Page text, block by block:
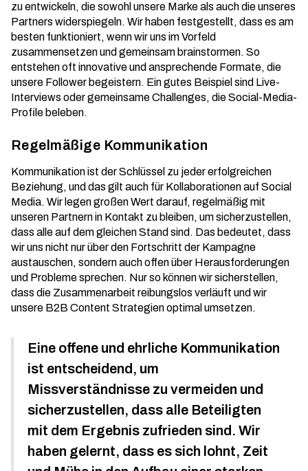
zu entwickeln, die sowohl unsere Marke als auch die unseres
Partners widerspiegeln. Wir haben festgestellt, dass es am
besten funktioniert, wenn wir uns im Vorfeld
zusammensetzen und gemeinsam brainstormen. So
entstehen oft innovative und ansprechende Formate, die
unsere Follower begeistern. Ein gutes Beispiel sind Live-
Interviews oder gemeinsame Challenges, dieSocial-Media-
Profile beleben.
Regelmäßige Kommunikation
Kommunikation ist der Schlüssel zu jeder erfolgreichen
Beziehung, und das gilt auch für Kollaborationen auf Social
Media. Wir legen großen Wert darauf, regelmäßig mit
unseren Partnern in Kontakt zu bleiben, um sicherzustellen,
dass alle auf dem gleichen Stand sind. Das bedeutet, dass
wir uns nicht nur über den Fortschritt der Kampagne
austauschen, sondern auch offen über Herausforderungen
und Probleme sprechen. Nur so können wir sicherstellen,
dass die Zusammenarbeit reibungslos verläuft und wir
unsere B2B Content Strategienoptimal umsetzen.
Eine offene und ehrliche Kommunikation
ist entscheidend, um
Missverständnisse zu vermeiden und
sicherzustellen, dass alle Beteiligten
mit dem Ergebnis zufrieden sind. Wir
haben gelernt, dass es sich lohnt, Zeit